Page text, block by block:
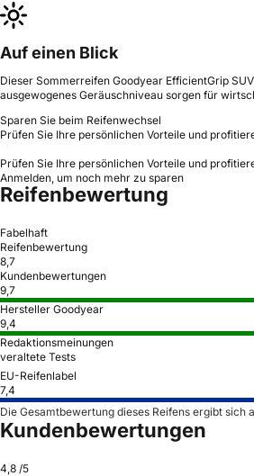
Auf einen Blick
Dieser Sommerreifen Goodyear EfficientGrip
ausgewogenes Geräuschniveau sorgen für
Sparen Sie beim Reifenwechsel
Prüfen Sie Ihre persönlichen Vorteile und
Prüfen Sie Ihre persönlichen Vorteile und
Anmelden, um noch mehr zu sparen
Reifenbewertung
Fabelhaft
Reifenbewertung
8,7
Kundenbewertungen
9,7
Hersteller Goodyear
9,4
Redaktionsmeinungen
veraltete Tests
EU-Reifenlabel
7,4
Die Gesamtbewertung dieses Reifens ergibt
Kundenbewertungen
4,8 /5